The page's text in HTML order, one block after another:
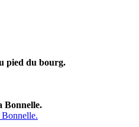
pied du bourg.
Bonnelle.
Bonnelle.